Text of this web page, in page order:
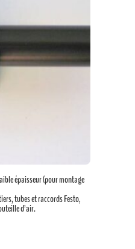
épaisseur (pour montage
tubes et raccords Festo,
d’air.